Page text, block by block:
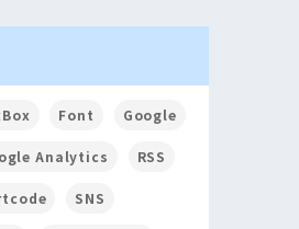
Font Google
Analytics RSS
SNS